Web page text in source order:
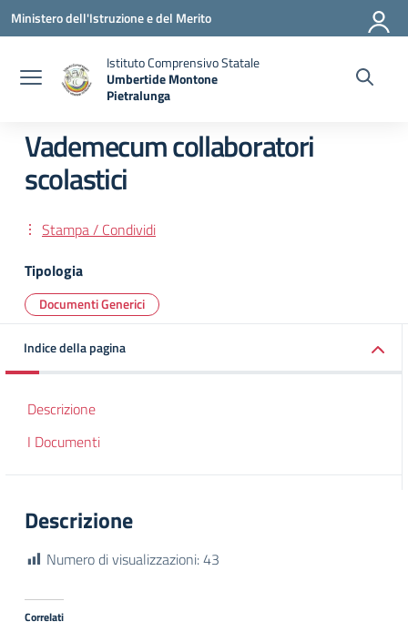
Vai ai contenuti
Vai al menu di navigazione
Vai al footer
Ministero dell'Istruzione e del Merito
Istituto Comprensivo Statale
Umbertide Montone
Pietralunga
Vademecum collaboratori
scolastici
Stampa / Condividi
Tipologia
Documenti Generici
Indice della pagina
Descrizione
I Documenti
Descrizione
Numero di visualizzazioni:43
Correlati